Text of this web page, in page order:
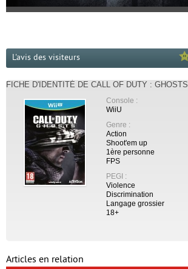
L'avis des visiteurs
FICHE D'IDENTITÉ DE CALL OF DUTY : GHOSTS
Console :
WiiU
Genre :
Action
Shoot'em up
1ère personne
FPS
PEGI :
Violence
Discrimination
Langage grossier
18+
Articles en relation